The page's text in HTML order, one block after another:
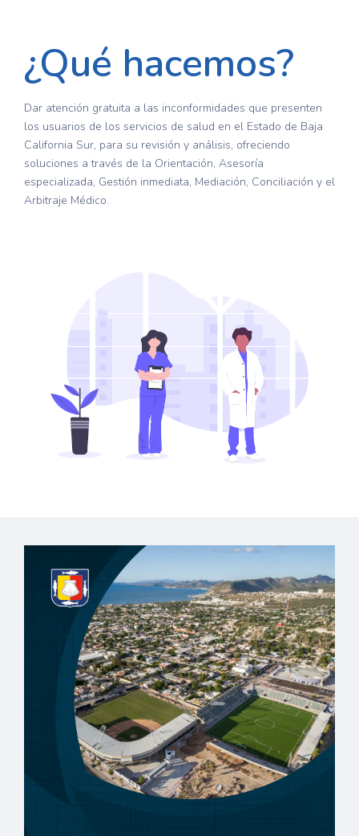
¿Qué hacemos?
Dar atención gratuita a las inconformidades que presenten
los usuarios de los servicios de salud en el Estado de Baja
California Sur, para su revisión y análisis, ofreciendo
soluciones a través de la Orientación, Asesoría
especializada, Gestión inmediata, Mediación, Conciliación y el
Arbitraje Médico.